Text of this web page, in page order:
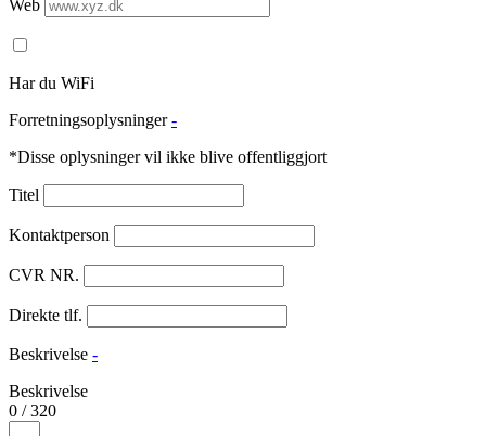
Web
Har du WiFi
Forretningsoplysninger -
*Disse oplysninger vil ikke blive offentliggjort
Titel
Kontaktperson
CVR NR.
Direkte tlf.
Beskrivelse -
Beskrivelse
0 /320